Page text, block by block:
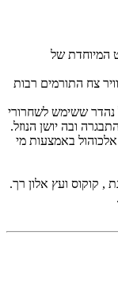
המיוחדת של
צח התורמים רבות
נהדר ששימש לשחרורי
ובה יושן הנוזל.
לאחר מכן מדללים אותו לעוצמת בקבוק של 46% אלכוהול באמצעות מי
קוקוס ועץ אלון רך.